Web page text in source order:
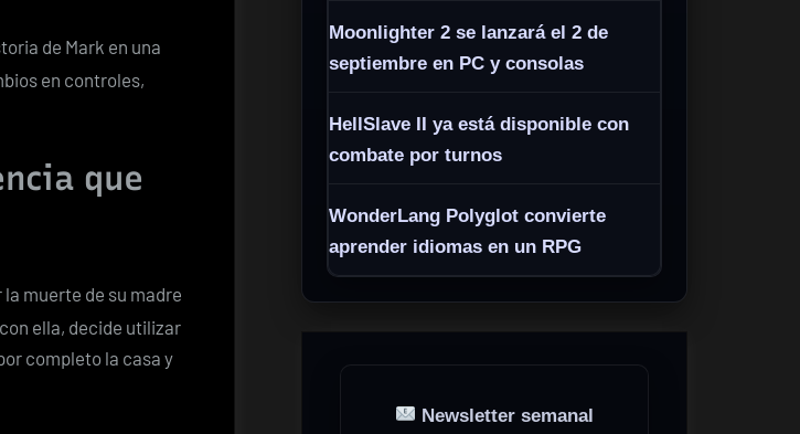
de Mark en una
en controles,
que
muerte de su madre
ella, decide utilizar
completo la casa y
Moonlighter 2 se lanzará el 2 de
septiembre en PC y consolas
HellSlave II ya está disponible con
combate por turnos
WonderLang Polyglot convierte
aprender idiomas en un RPG
Newsletter semanal